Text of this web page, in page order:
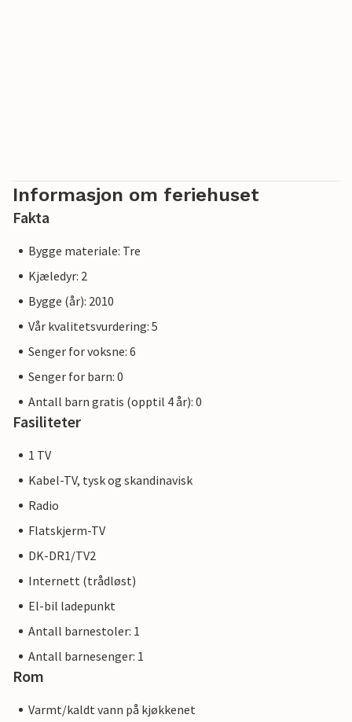
Informasjon om feriehuset
Fakta
Bygge materiale: Tre
Kjæledyr: 2
Bygge (år): 2010
Vår kvalitetsvurdering: 5
Senger for voksne: 6
Senger for barn: 0
Antall barn gratis (opptil 4 år): 0
Fasiliteter
1 TV
Kabel-TV, tysk og skandinavisk
Radio
Flatskjerm-TV
DK-DR1/TV2
Internett (trådløst)
El-bil ladepunkt
Antall barnestoler: 1
Antall barnesenger: 1
Rom
Varmt/kaldt vann på kjøkkenet